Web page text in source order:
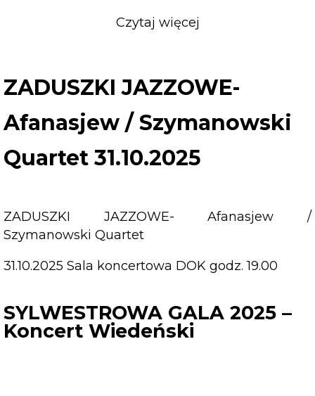
Czytaj więcej
Afanasjew
/
Szymanowski
Quartet
31.10.2025
ZADUSZKI JAZZOWE-
Afanasjew / Szymanowski
Quartet 31.10.2025
ZADUSZKI JAZZOWE- Afanasjew /
Szymanowski Quartet
31.10.2025 Sala koncertowa DOK godz. 19.00
SYLWESTROWA GALA 2025 –
Koncert Wiedeński